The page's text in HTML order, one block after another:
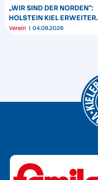
„WIR SIND DER NORDEN“:
HOLSTEIN KIEL
SEIN MARKENBILD
Verein 04.08.2026